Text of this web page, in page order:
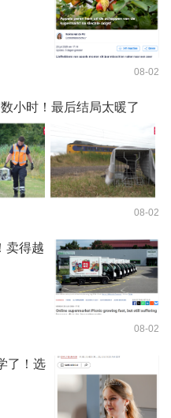
08-02
小时！最后结局太暖了
08-02
卖得越
08-02
了！选